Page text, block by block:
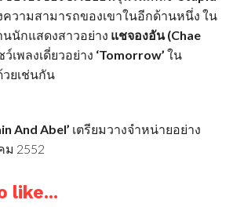
ความสามารถของเขาในอีกด้านหนึ่ง ใน
นักแสดงสาวอย่าง แชจองอัน (Chae
เพลงเดี่ยวอย่าง ‘Tomorrow’ ใน
ยเช่นกัน
And Abel’ เตรียมวางจำหน่ายอย่าง
ม 2552
like...